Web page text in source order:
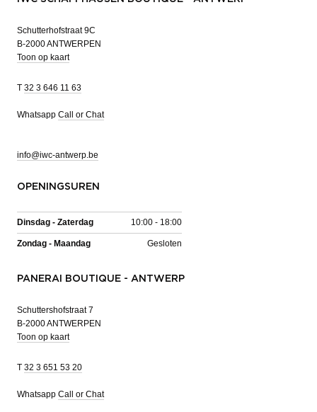
Schutterhofstraat 9C
B-2000 ANTWERPEN
Toon op kaart
T 32 3 646 11 63
Whatsapp Call or Chat
info@iwc-antwerp.be
OPENINGSUREN
Dinsdag - Zaterdag 10:00 - 18:00
Zondag - Maandag Gesloten
PANERAI BOUTIQUE - ANTWERP
Schuttershofstraat 7
B-2000 ANTWERPEN
Toon op kaart
T 32 3 651 53 20
Whatsapp Call or Chat